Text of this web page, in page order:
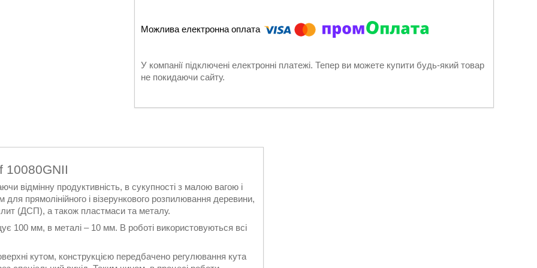
У компанії підключені електронні платежі. Тепер ви можете купити будь-який товар
не покидаючи сайту.
10080GNII
відмінну продуктивність, в сукупності з малою вагою і
прямолінійного і візерункового розпилювання деревини,
(ДСП), а також пластмаси та металу.
100 мм, в металі – 10 мм. В роботі використовуються всі
кутом, конструкцією передбачено регулювання кута